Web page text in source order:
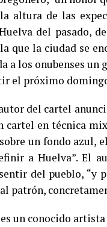
altura de las
del pasado,
que la ciudad se
a los onubenses un
el próximo
del cartel
cartel en técnica
un fondo azul,
a Huelva”. El
del pueblo, “y
patrón,
un conocido